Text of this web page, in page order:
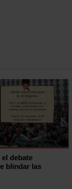
debate
blindar las